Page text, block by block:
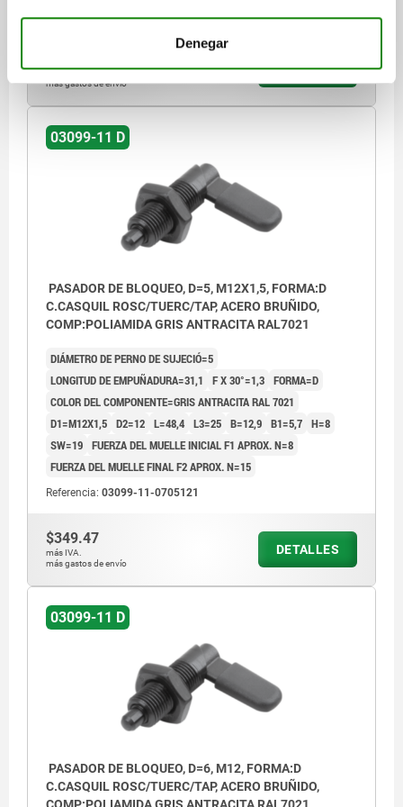
Denegar
más IVA.
más gastos de envío
DETALLES
03099-11 D
PASADOR DE BLOQUEO, D=5, M12X1,5, FORMA:D
C.CASQUIL ROSC/TUERC/TAP, ACERO BRUÑIDO,
COMP:POLIAMIDA GRIS ANTRACITA RAL7021
DIÁMETRO DE PERNO DE SUJECIÓ=5
LONGITUD DE EMPUÑADURA=31,1
F X 30°=1,3 FORMA=D
COLOR DEL COMPONENTE=GRIS ANTRACITA RAL 7021
D1=M12X1,5 D2=12 L=48,4 L3=25 B=12,9 B1=5,7 H=8
SW=19 FUERZA DEL MUELLE INICIAL F1 APROX. N=8
FUERZA DEL MUELLE FINAL F2 APROX. N=15
Referencia: 03099-11-0705121
$349.47
más IVA.
más gastos de envío
DETALLES
03099-11 D
PASADOR DE BLOQUEO, D=6, M12, FORMA:D
C.CASQUIL ROSC/TUERC/TAP, ACERO BRUÑIDO,